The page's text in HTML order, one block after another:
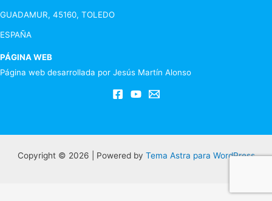
GUADAMUR, 45160, TOLEDO
ESPAÑA
PÁGINA WEB
Página web desarrollada por Jesús Martín Alonso
Copyright © 2026 | Powered by Tema Astra para WordPress